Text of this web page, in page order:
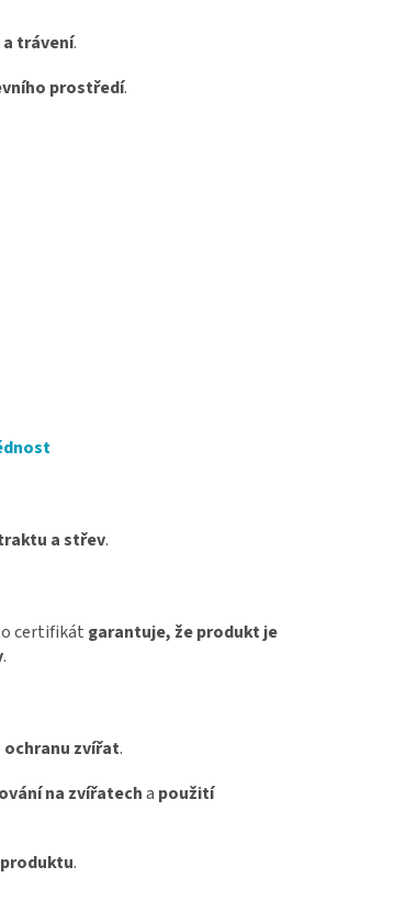
trávení.
prostředí.
a střev.
certifikát garantuje, že produkt je
.
ochranu zvířat.
na zvířatecha použití
.